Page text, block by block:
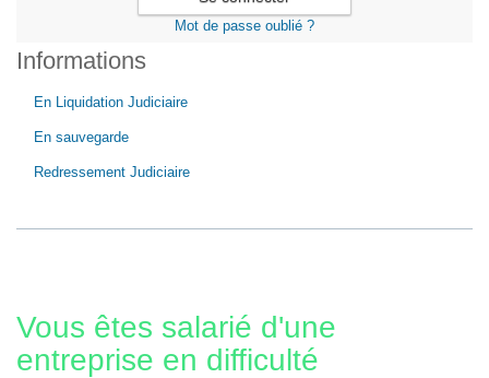
Mot de passe oublié ?
Informations
En Liquidation Judiciaire
En sauvegarde
Redressement Judiciaire
Vous êtes salarié d'une
entreprise en difficulté